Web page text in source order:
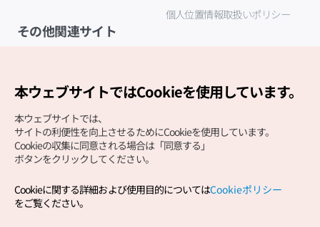
個人位置情報取扱いポリシー
その他関連サイト
Copyright (c) Korea Tourism Organization All Rights
本ウェブサイトではCookieを使用しています。
本ウェブサイトでは、
サイトの利便性を向上させるためにCookieを使用しています。
Cookieの収集に同意される場合は「同意する」
ボタンをクリックしてください。
Cookieに関する詳細および使用目的についてはCookieポリシー
をご覧ください。